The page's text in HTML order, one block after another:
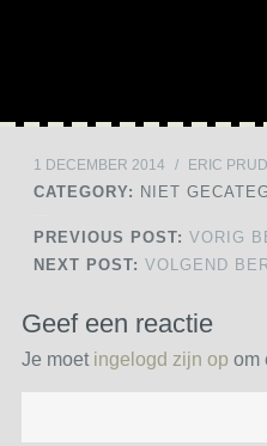
1 DECEMBER 2014 / ERIC
CATEGORY: NIET
PREVIOUS POST: VORIG
NEXT POST: VOLGEND
Geef een reactie
Je moet ingelogd zijn op om